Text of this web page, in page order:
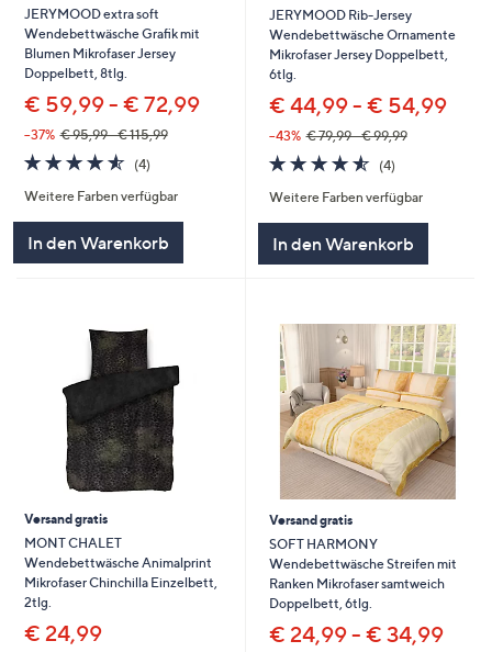
JERYMOOD extra soft
Wendebettwäsche Grafik mit
Blumen Mikrofaser Jersey
Doppelbett, 8tlg.
€ 59,99 - € 72,99
--37% € 95,99 - € 115,99
4.5
von
5
(4)
Weitere Farben verfügbar
In den Warenkorb
JERYMOOD Rib-Jersey
Wendebettwäsche Ornamente
Mikrofaser Jersey Doppelbett,
6tlg.
€ 44,99 - € 54,99
--43% € 79,99 - € 99,99
4.5
von
5
(4)
Weitere Farben verfügbar
In den Warenkorb
Versand gratis
MONT CHALET
Wendebettwäsche Animalprint
Mikrofaser Chinchilla Einzelbett,
2tlg.
€ 24,99
Versand gratis
SOFT HARMONY
Wendebettwäsche Streifen mit
Ranken Mikrofaser samtweich
Doppelbett, 6tlg.
€ 24,99 - € 34,99